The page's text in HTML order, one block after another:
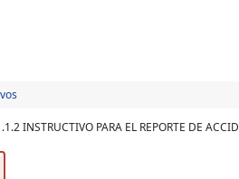
INSTRUCTIVO PARA EL REPORTE DE